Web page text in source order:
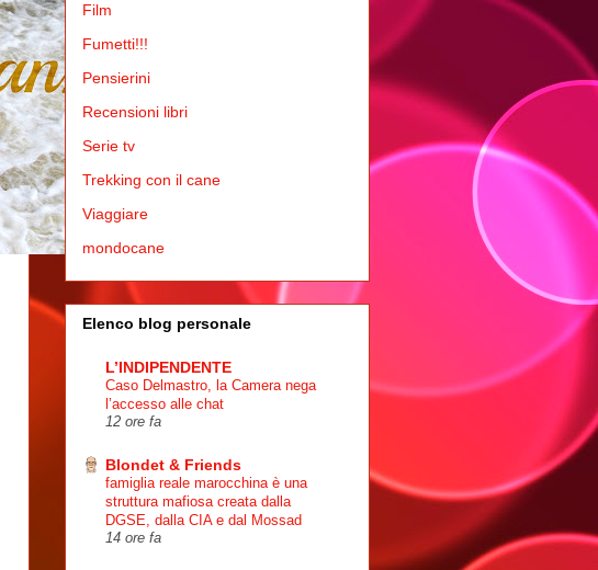
Film
Fumetti!!!
Pensierini
Recensioni libri
Serie tv
Trekking con il cane
Viaggiare
mondocane
Elenco blog personale
L’INDIPENDENTE
Caso Delmastro, la Camera nega
l’accesso alle chat
12 ore fa
Blondet & Friends
famiglia reale marocchina è una
struttura mafiosa creata dalla
DGSE, dalla CIA e dal Mossad
14 ore fa